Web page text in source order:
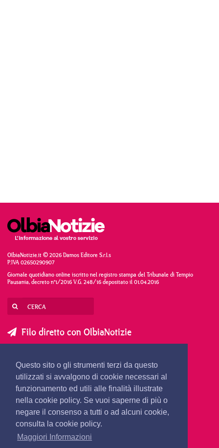
Questo sito o gli strumenti terzi da questo
utilizzati si avvalgono di cookie necessari al
funzionamento ed utili alle finalità illustrate
nella cookie policy. Se vuoi saperne di più o
negare il consenso a tutti o ad alcuni cookie,
consulta la cookie policy.
Maggiori Informazioni
OlbiaNotizie.it © 2026 Damos Editore S.r.l.s
P.IVA 02650290907
Giornale quotidiano online iscritto nel registro stampa del Tribunale di Tempio
Pausania, decreto n°1/2016 V.G. 248/16 depositato il 01.04.2016
Filo diretto con OlbiaNotizie
SEGNALA UNA NOTIZIA
SEGNALA UN EVENTO
redazione@olbianotizie.it